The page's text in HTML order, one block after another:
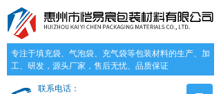
联系电话：
专注于填充袋、气泡袋、充气袋等包装材料的生产、加
工、研发，源头厂家，售后无忧、品质保证